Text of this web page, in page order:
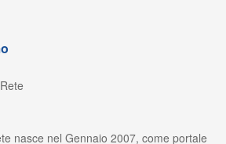
nasce nel Gennaio 2007, come portale